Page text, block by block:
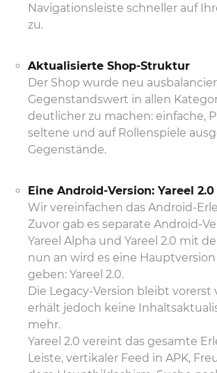
Navigationsleiste schneller auf
zu.
Aktualisierte Shop-Struktur
Der Shop wurde neu
Gegenstandswert in allen
deutlicher zu machen: einfache,
seltene und auf Rollenspiele
Gegenstände.
Eine Android-Version: Yareel 2.0
Wir vereinfachen das Android-
Zuvor gab es separate Android-
Yareel Alpha und Yareel 2.0 mit
nun an wird es eine
geben: Yareel 2.0.
Die Legacy-Version bleibt vorerst
erhält jedoch keine
mehr.
Yareel 2.0 vereint das gesamte
Leiste, vertikaler Feed in APK,